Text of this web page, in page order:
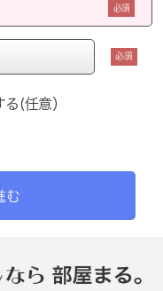
必須
必須
(任意）
む